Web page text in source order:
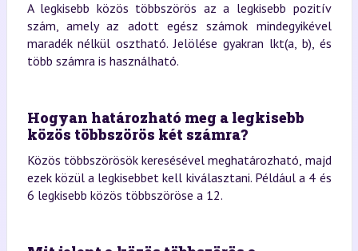
A legkisebb közös többszörös az a legkisebb pozitív
szám, amely az adott egész számok mindegyikével
maradék nélkül osztható. Jelölése gyakran lkt(a, b), és
több számra is használható.
Hogyan határozható meg a legkisebb
közös többszörös két számra?
Közös többszörösök keresésével meghatározható, majd
ezek közül a legkisebbet kell kiválasztani. Például a 4 és
6 legkisebb közös többszöröse a 12.